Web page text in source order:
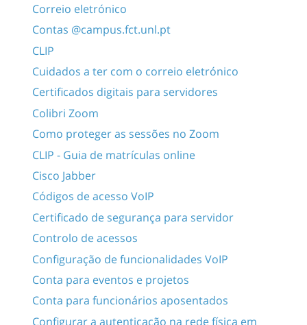
Correio eletrónico
Contas @campus.fct.unl.pt
CLIP
Cuidados a ter com o correio eletrónico
Certificados digitais para servidores
Colibri Zoom
Como proteger as sessões no Zoom
CLIP - Guia de matrículas online
Cisco Jabber
Códigos de acesso VoIP
Certificado de segurança para servidor
Controlo de acessos
Configuração de funcionalidades VoIP
Conta para eventos e projetos
Conta para funcionários aposentados
Configurar a autenticação na rede física em